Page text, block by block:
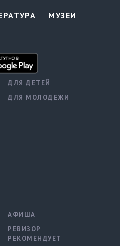
МУЗЕИ
ДЛЯ ДЕТЕЙ
ДЛЯ МОЛОДЕЖИ
АФИША
РЕВИЗОР
РЕКОМЕНДУЕТ